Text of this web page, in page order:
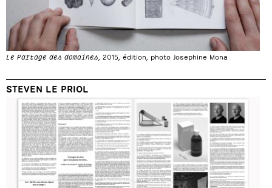
Le Partage des domaines , 2015, édition, photo Josephine Mona
STEVEN LE PRIOL